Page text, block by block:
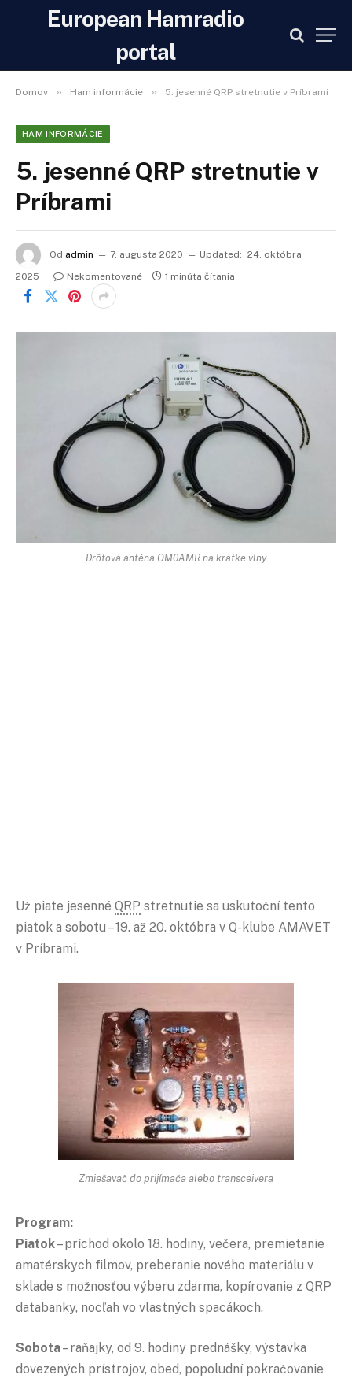
European Hamradio
portal
Domov » Ham informácie » 5. jesenné QRP stretnutie v Príbrami
HAM INFORMÁCIE
5. jesenné QRP stretnutie v
Príbrami
Od admin 7. augusta 2020 Updated: 24. októbra
2025
Nekomentované 1 minúta čítania
Drôtová anténa OM0AMR na krátke vlny
Už piate jesenné QRP stretnutie sa uskutoční tento
piatok a sobotu – 19. až 20. októbra v Q-klube AMAVET
v Príbrami.
Zmiešavač do prijímača alebo transceivera
Program:
Piatok– príchod okolo 18. hodiny, večera, premietanie
amatérskych filmov, preberanie nového materiálu v
sklade s možnosťou výberu zdarma, kopírovanie z QRP
databanky, nocľah vo vlastných spacákoch.
Sobota– raňajky, od 9. hodiny prednášky, výstavka
dovezených prístrojov, obed, popoludní pokračovanie